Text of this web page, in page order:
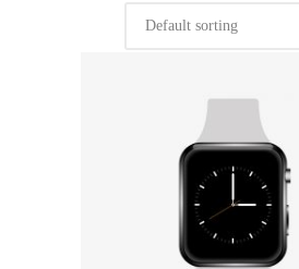
Default sorting